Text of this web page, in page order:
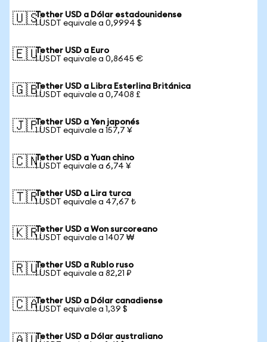
🇺🇸Tether USD a Dólar estadounidense
1 USDT equivale a 0,9994 $
🇪🇺Tether USD a Euro
1 USDT equivale a 0,8645 €
🇬🇧Tether USD a Libra Esterlina Británica
1 USDT equivale a 0,7408 £
🇯🇵Tether USD a Yen japonés
1 USDT equivale a 157,7 ¥
🇨🇳Tether USD a Yuan chino
1 USDT equivale a 6,74 ¥
🇹🇷Tether USD a Lira turca
1 USDT equivale a 47,67 ₺
🇰🇷Tether USD a Won surcoreano
1 USDT equivale a 1407 ₩
🇷🇺Tether USD a Rublo ruso
1 USDT equivale a 82,21 ₽
🇨🇦Tether USD a Dólar canadiense
1 USDT equivale a 1,39 $
Tether USD a Dólar australiano